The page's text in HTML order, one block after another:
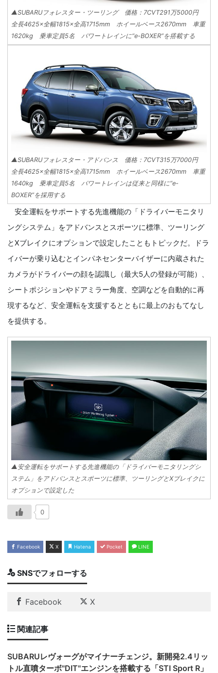
▲SUBARUフォレスター・ツーリング 価格：7CVT291万5000円
全長4625×全幅1815×全高1715mm ホイールベース2670mm 車重
1620kg 乗車定員5名 パワートレインに“e-BOXER”を搭載する
▲SUBARUフォレスター・アドバンス 価格：7CVT315万7000円
全長4625×全幅1815×全高1715mm ホイールベース2670mm 車重
1640kg 乗車定員5名 パワートレインは従来と同様に“e-
BOXER”を採用する
安全運転をサポートする先進機能の「ドライバーモニタリ
ングシステム」をアドバンスとスポーツに標準、ツーリング
とXブレイクにオプションで設定したこともトピックだ。ドラ
イバーが乗り込むとインパネセンターバイザーに内蔵された
カメラがドライバーの顔を認識し（最大5人の登録が可能）、
シートポジションやドアミラー角度、空調などを自動的に再
現するなど、安全運転を支援するとともに最上のおもてなし
を提供する。
▲安全運転をサポートする先進機能の「ドライバーモニタリングシ
ステム」をアドバンスとスポーツに標準、ツーリングとXブレイクに
オプションで設定した
0
Facebook X Hatena Pocket LINE
SNSでフォローする
Facebook X
関連記事
SUBARUレヴォーグがマイナーチェンジ。新開発2.4リッ
トル直噴ターボ"DIT"エンジンを搭載する「STI Sport R」